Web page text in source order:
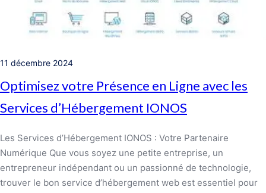
11 décembre 2024
Optimisez votre Présence en Ligne avec les
Services d’Hébergement IONOS
Les Services d’Hébergement IONOS : Votre Partenaire
Numérique Que vous soyez une petite entreprise, un
entrepreneur indépendant ou un passionné de technologie,
trouver le bon service d’hébergement web est essentiel pour